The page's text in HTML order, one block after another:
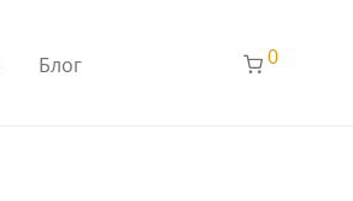
Блог 0